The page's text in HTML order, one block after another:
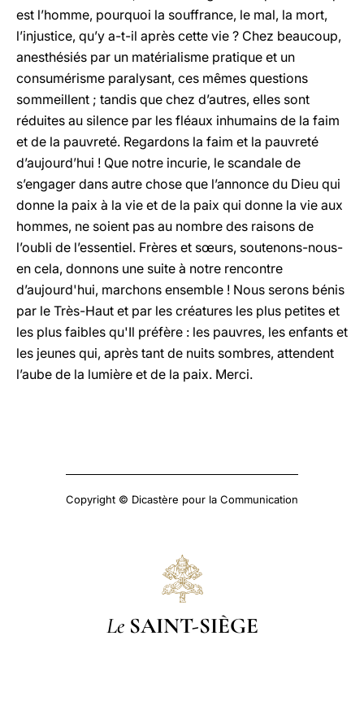
est l’homme, pourquoi la souffrance, le mal, la mort,
l’injustice, qu’y a-t-il après cette vie ? Chez beaucoup,
anesthésiés par un matérialisme pratique et un
consumérisme paralysant, ces mêmes questions
sommeillent ; tandis que chez d’autres, elles sont
réduites au silence par les fléaux inhumains de la faim
et de la pauvreté. Regardons la faim et la pauvreté
d’aujourd’hui ! Que notre incurie, le scandale de
s’engager dans autre chose que l’annonce du Dieu qui
donne la paix à la vie et de la paix qui donne la vie aux
hommes, ne soient pas au nombre des raisons de
l’oubli de l’essentiel. Frères et sœurs, soutenons-nous-
en cela, donnons une suite à notre rencontre
d’aujourd'hui, marchons ensemble ! Nous serons bénis
par le Très-Haut et par les créatures les plus petites et
les plus faibles qu'Il préfère : les pauvres, les enfants et
les jeunes qui, après tant de nuits sombres, attendent
l’aube de la lumière et de la paix. Merci.
Copyright © Dicastère pour la Communication
Le SAINT-SIÈGE